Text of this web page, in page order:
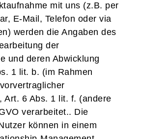
mit uns (z.B. per
E-Mail, Telefon oder via
werden die Angaben des
der
und deren Abwicklung
1 lit. b. (im Rahmen
Art. 6 Abs. 1 lit. f. (andere
verarbeitet.. Die
können in einem